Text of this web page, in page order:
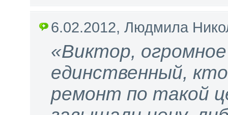
6.02.2012, Людмила
«Виктор,
единственный,
ремонт по такой